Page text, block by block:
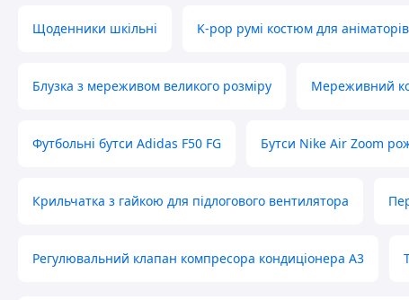
Щоденники шкільні K-pop румі костюм для аніматорів
Блузка з мереживом великого розміру Мереживний
Футбольні бутси Adidas F50 FG Бутси Nike Air Zoom
Крильчатка з гайкою для підлогового вентилятора
Регулювальний клапан компресора кондиціонера А3